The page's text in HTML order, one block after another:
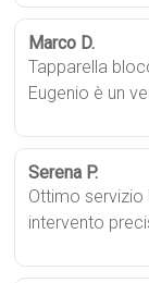
Marco D.
Tapparella
Eugenio è un
Serena P.
Ottimo servizio
intervento